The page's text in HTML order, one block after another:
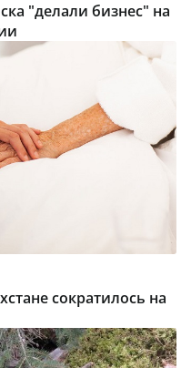
"делали бизнес" на
сократилось на